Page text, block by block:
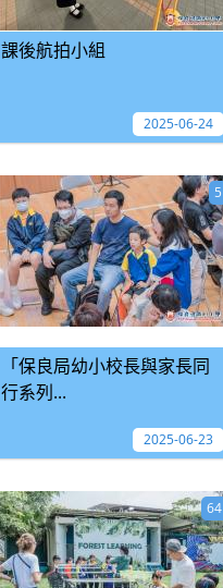
課後航拍小組
2025-06-24
「保良局幼小校長與家長同
行系列...
5
2025-06-23
64